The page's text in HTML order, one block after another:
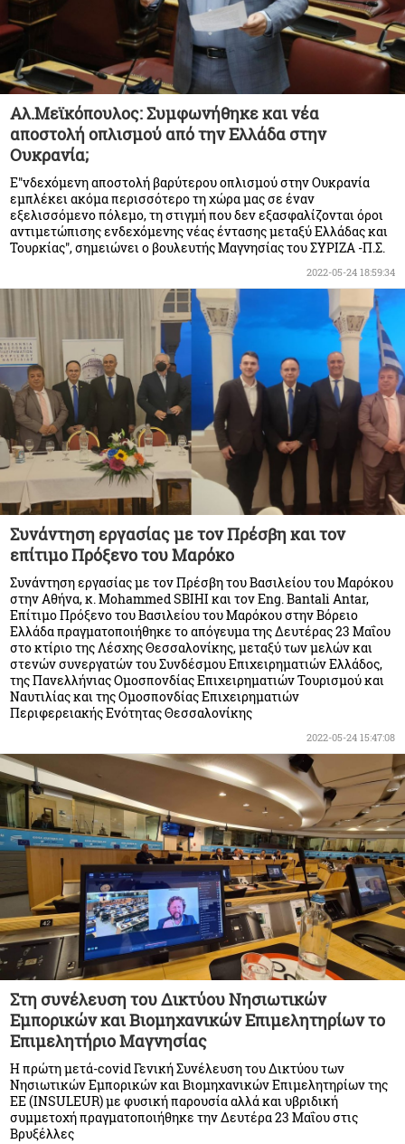
Αλ.Μεϊκόπουλος: Συμφωνήθηκε και νέα
αποστολή οπλισμού από την Ελλάδα στην
Ουκρανία;
Ε"νδεχόμενη αποστολή βαρύτερου οπλισμού στην Ουκρανία
εμπλέκει ακόμα περισσότερο τη χώρα μας σε έναν
εξελισσόμενο πόλεμο, τη στιγμή που δεν εξασφαλίζονται όροι
αντιμετώπισης ενδεχόμενης νέας έντασης μεταξύ Ελλάδας και
Τουρκίας", σημειώνει ο βουλευτής Μαγνησίας του ΣΥΡΙΖΑ -Π.Σ.
2022-05-24 18:59:34
Συνάντηση εργασίας με τον Πρέσβη και τον
επίτιμο Πρόξενο του Μαρόκο
Συνάντηση εργασίας με τον Πρέσβη του Βασιλείου του Μαρόκου
στην Αθήνα, κ. Mohammed SBIHI και τον Eng. Bantali Antar,
Επίτιμο Πρόξενο του Βασιλείου του Μαρόκου στην Βόρειο
Ελλάδα πραγματοποιήθηκε το απόγευμα της Δευτέρας 23 Μαΐου
στο κτίριο της Λέσχης Θεσσαλονίκης, μεταξύ των μελών και
στενών συνεργατών του Συνδέσμου Επιχειρηματιών Ελλάδος,
της Πανελλήνιας Ομοσπονδίας Επιχειρηματιών Τουρισμού και
Ναυτιλίας και της Ομοσπονδίας Επιχειρηματιών
Περιφερειακής Ενότητας Θεσσαλονίκης
2022-05-24 15:47:08
Στη συνέλευση του Δικτύου Νησιωτικών
Εμπορικών και Βιομηχανικών Επιμελητηρίων το
Επιμελητήριο Μαγνησίας
Η πρώτη μετά-covid Γενική Συνέλευση του Δικτύου των
Νησιωτικών Εμπορικών και Βιομηχανικών Επιμελητηρίων της
ΕΕ (INSULEUR) με φυσική παρουσία αλλά και υβριδική
συμμετοχή πραγματοποιήθηκε την Δευτέρα 23 Μαΐου στις
Βρυξέλλες